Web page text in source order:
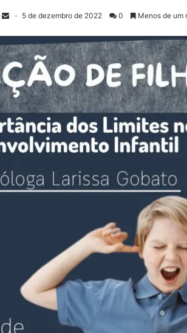
5 de dezembro de 2022 0 Menos de um